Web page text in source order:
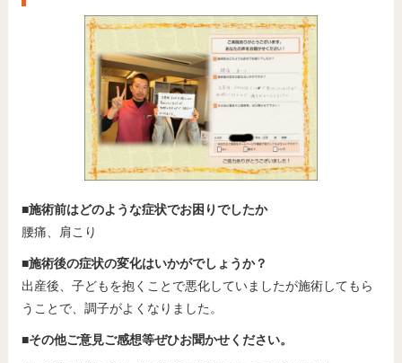
■施術前はどのような症状でお困りでしたか
腰痛、肩こり
■施術後の症状の変化はいかがでしょうか？
出産後、子どもを抱くことで悪化していましたが施術してもら
うことで、調子がよくなりました。
■その他ご意見ご感想等ぜひお聞かせください。